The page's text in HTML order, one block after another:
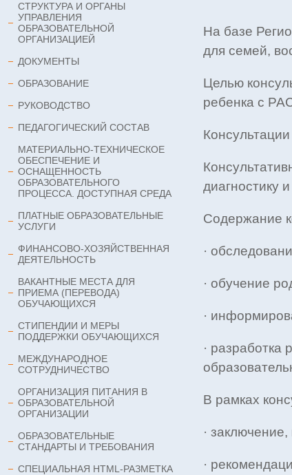
На базе
для семей,
Целью
ребенка с
диагностику
Содержание
·
· обучение
·
·
В рамках
·
·
СТРУКТУРА И ОРГАНЫ
УПРАВЛЕНИЯ
ОБРАЗОВАТЕЛЬНОЙ
ОРГАНИЗАЦИЕЙ
ДОКУМЕНТЫ
ОБРАЗОВАНИЕ
РУКОВОДСТВО
ПЕДАГОГИЧЕСКИЙ СОСТАВ
МАТЕРИАЛЬНО-ТЕХНИЧЕСКОЕ
ОБЕСПЕЧЕНИЕ И
ОСНАЩЕННОСТЬ
ОБРАЗОВАТЕЛЬНОГО
ПРОЦЕССА. ДОСТУПНАЯ СРЕДА
ПЛАТНЫЕ ОБРАЗОВАТЕЛЬНЫЕ
УСЛУГИ
ФИНАНСОВО-ХОЗЯЙСТВЕННАЯ
ДЕЯТЕЛЬНОСТЬ
ВАКАНТНЫЕ МЕСТА ДЛЯ
ПРИЕМА (ПЕРЕВОДА)
ОБУЧАЮЩИХСЯ
СТИПЕНДИИ И МЕРЫ
ПОДДЕРЖКИ ОБУЧАЮЩИХСЯ
МЕЖДУНАРОДНОЕ
СОТРУДНИЧЕСТВО
ОРГАНИЗАЦИЯ ПИТАНИЯ В
ОБРАЗОВАТЕЛЬНОЙ
ОРГАНИЗАЦИИ
ОБРАЗОВАТЕЛЬНЫЕ
СТАНДАРТЫ И ТРЕБОВАНИЯ
СПЕЦИАЛЬНАЯ HTML-РАЗМЕТКА